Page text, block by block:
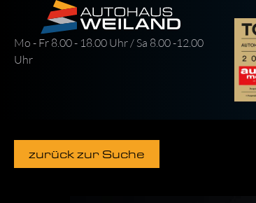
Mo - Fr 8.00 - 18.00 Uhr / Sa 8.00 -12.00
Uhr
zurück zur Suche